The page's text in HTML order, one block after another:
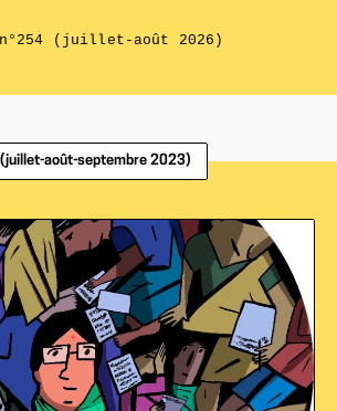
(juillet-août 2026)
(juillet-août-septembre 2023)